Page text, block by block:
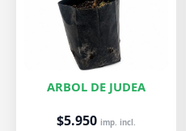
ARBOL DE JUDEA
$5.950 imp. incl.